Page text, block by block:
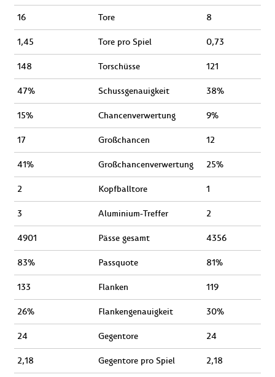
16 Tore 8
1,45 Tore pro Spiel 0,73
148 Torschüsse 121
47% Schussgenauigkeit 38%
15% Chancenverwertung 9%
17 Großchancen 12
41% Großchancenverwertung 25%
2 Kopfballtore 1
3 Aluminium-Treffer 2
4901 Pässe gesamt 4356
83% Passquote 81%
133 Flanken 119
26% Flankengenauigkeit 30%
24 Gegentore 24
2,18 Gegentore pro Spiel 2,18